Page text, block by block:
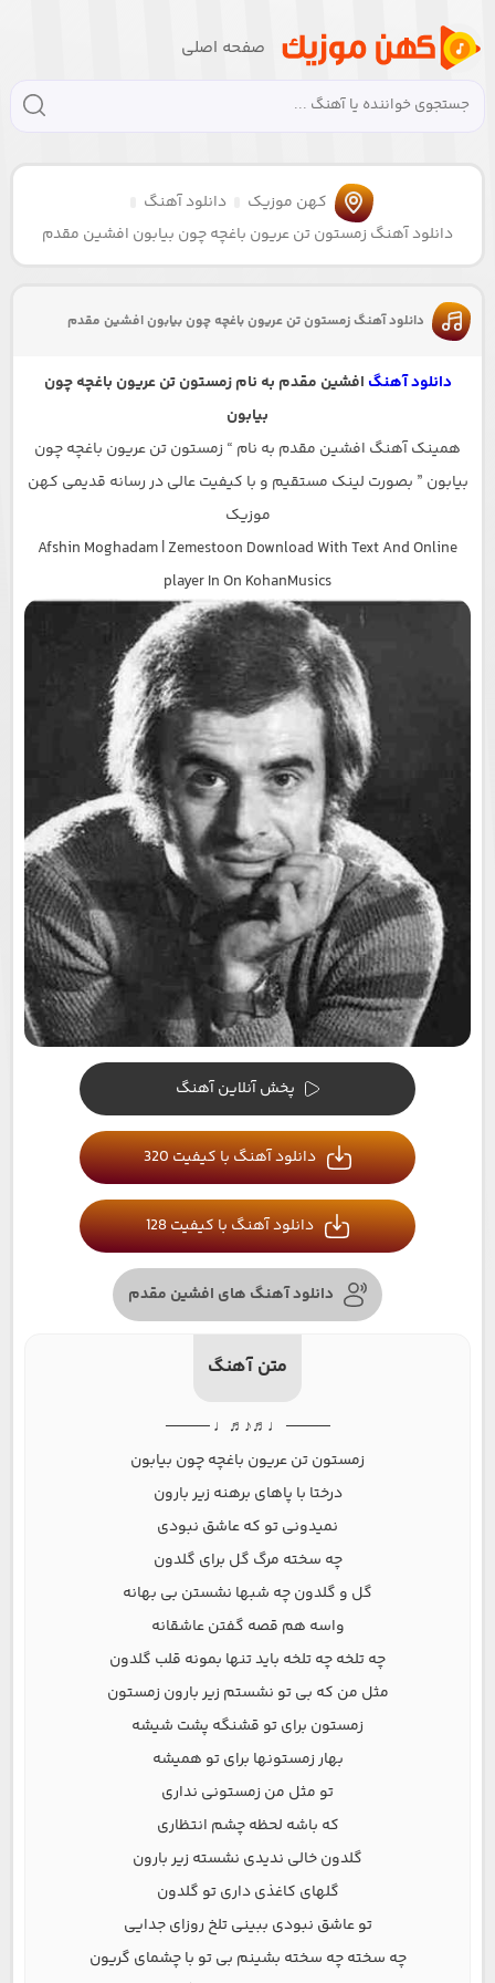
صفحه اصلی
کهن موزیک
دانلود آهنگ
دانلود آهنگ زمستون تن عریون باغچه چون بیابون افشین مقدم
دانلود آهنگ زمستون تن عریون باغچه چون بیابون افشین مقدم
دانلود آهنگ افشین مقدم به نام زمستون تن عریون باغچه چون
بیابون
همینک آهنگ افشین مقدم به نام “ زمستون تن عریون باغچه چون
بیابون ” بصورت لینک مستقیم و با کیفیت عالی در رسانه قدیمی کهن
موزیک
Afshin Moghadam | Zemestoon Download With Text And Online
player In On KohanMusics
پخش آنلاین آهنگ
دانلود آهنگ با کیفیت 320
دانلود آهنگ با کیفیت 128
دانلود آهنگ های افشین مقدم
متن آهنگ
──── ♩♬♪♬♩ ────
زمستون تن عریون باغچه چون بیابون
درختا با پاهای برهنه زیر بارون
نمیدونی تو که عاشق نبودی
چه سخته مرگ گل برای گلدون
گل و گلدون چه شبها نشستن بی بهانه
واسه هم قصه گفتن عاشقانه
چه تلخه چه تلخه باید تنها بمونه قلب گلدون
مثل من که بی تو نشستم زیر بارون زمستون
زمستون برای تو قشنگه پشت شیشه
بهار زمستونها برای تو همیشه
تو مثل من زمستونی نداری
که باشه لحظه چشم انتظاری
گلدون خالی ندیدی نشسته زیر بارون
گلهای کاغذی داری تو گلدون
تو عاشق نبودی ببینی تلخ روزای جدایی
چه سخته چه سخته بشینم بی تو با چشمای گریون